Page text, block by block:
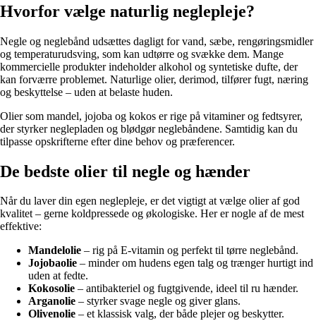
Hvorfor vælge naturlig neglepleje?
Negle og neglebånd udsættes dagligt for vand, sæbe, rengøringsmidler
og temperaturudsving, som kan udtørre og svække dem. Mange
kommercielle produkter indeholder alkohol og syntetiske dufte, der
kan forværre problemet. Naturlige olier, derimod, tilfører fugt, næring
og beskyttelse – uden at belaste huden.
Olier som mandel, jojoba og kokos er rige på vitaminer og fedtsyrer,
der styrker neglepladen og blødgør neglebåndene. Samtidig kan du
tilpasse opskrifterne efter dine behov og præferencer.
De bedste olier til negle og hænder
Når du laver din egen neglepleje, er det vigtigt at vælge olier af god
kvalitet – gerne koldpressede og økologiske. Her er nogle af de mest
effektive:
Mandelolie – rig på E-vitamin og perfekt til tørre neglebånd.
Jojobaolie – minder om hudens egen talg og trænger hurtigt ind
uden at fedte.
Kokosolie – antibakteriel og fugtgivende, ideel til ru hænder.
Arganolie – styrker svage negle og giver glans.
Olivenolie – et klassisk valg, der både plejer og beskytter.